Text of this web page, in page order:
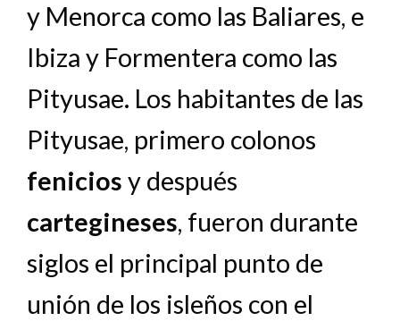
y Menorca como las Baliares, e
Ibiza y Formentera como las
Pityusae. Los habitantes de las
Pityusae, primero colonos
fenicios y después
cartegineses, fueron durante
siglos el principal punto de
unión de los isleños con el